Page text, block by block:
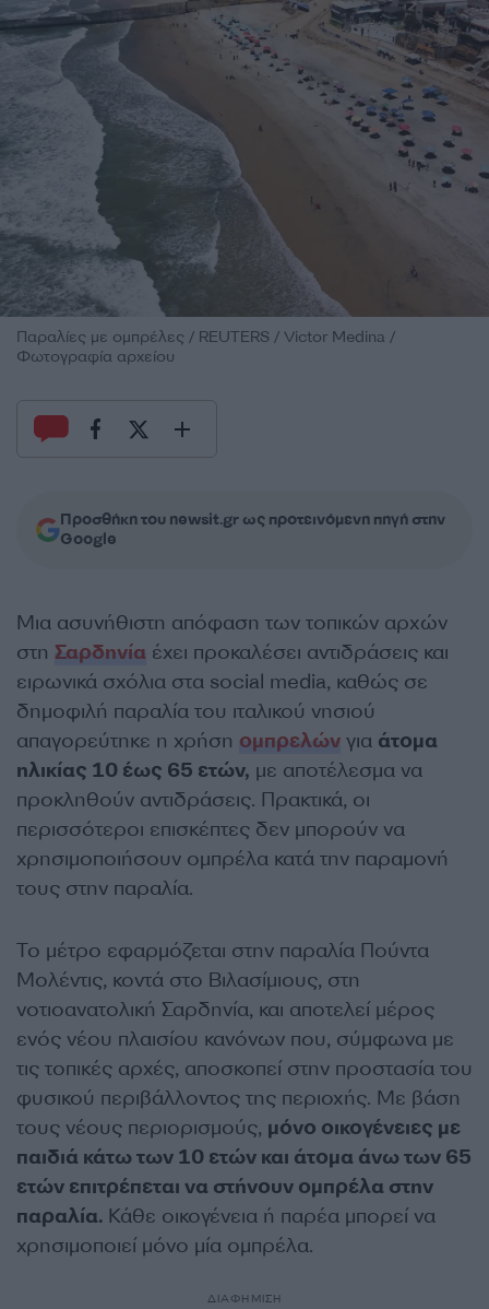
Παραλίες με ομπρέλες / REUTERS / Victor Medina /
Φωτογραφία αρχείου
Προσθήκη του newsit.gr ως προτεινόμενη πηγή στην
Google
Μια ασυνήθιστη απόφαση των τοπικών αρχών
στη Σαρδηνία έχει προκαλέσει αντιδράσεις και
ειρωνικά σχόλια στα social media, καθώς σε
δημοφιλή παραλία του ιταλικού νησιού
απαγορεύτηκε η χρήση ομπρελών για άτομα
ηλικίας 10 έως 65 ετών, με αποτέλεσμα να
προκληθούν αντιδράσεις. Πρακτικά, οι
περισσότεροι επισκέπτες δεν μπορούν να
χρησιμοποιήσουν ομπρέλα κατά την παραμονή
τους στην παραλία.
Το μέτρο εφαρμόζεται στην παραλία Πούντα
Μολέντις, κοντά στο Βιλασίμιους, στη
νοτιοανατολική Σαρδηνία, και αποτελεί μέρος
ενός νέου πλαισίου κανόνων που, σύμφωνα με
τις τοπικές αρχές, αποσκοπεί στην προστασία του
φυσικού περιβάλλοντος της περιοχής. Με βάση
τους νέους περιορισμούς, μόνο οικογένειες με
παιδιά κάτω των 10 ετών και άτομα άνω των 65
ετών επιτρέπεται να στήνουν ομπρέλα στην
παραλία. Κάθε οικογένεια ή παρέα μπορεί να
χρησιμοποιεί μόνο μία ομπρέλα.
ΔΙΑΦΗΜΙΣΗ